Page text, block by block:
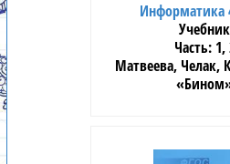
Информатика
Учебник
1,
Матвеева, Челак,